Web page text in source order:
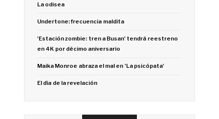
La odisea
Undertone: frecuencia maldita
'Estación zombie: tren a Busan' tendrá reestreno
en 4K por décimo aniversario
Maika Monroe abraza el mal en 'La psicópata'
El día de la revelación